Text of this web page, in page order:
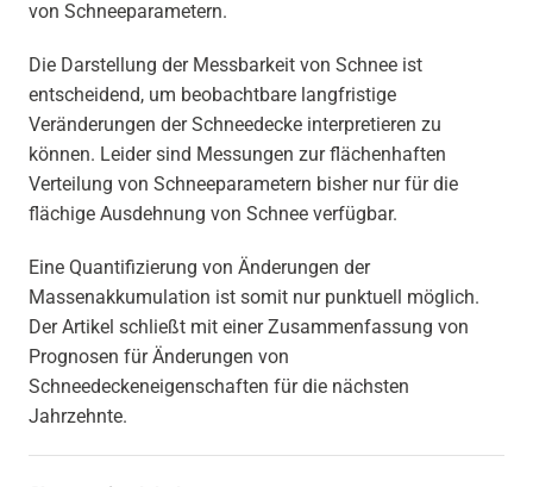
von Schneeparametern.
Die Darstellung der Messbarkeit von Schnee ist
entscheidend, um beobachtbare langfristige
Veränderungen der Schneedecke interpretieren zu
können. Leider sind Messungen zur flächenhaften
Verteilung von Schneeparametern bisher nur für die
flächige Ausdehnung von Schnee verfügbar.
Eine Quantifizierung von Änderungen der
Massenakkumulation ist somit nur punktuell möglich.
Der Artikel schließt mit einer Zusammenfassung von
Prognosen für Änderungen von
Schneedeckeneigenschaften für die nächsten
Jahrzehnte.